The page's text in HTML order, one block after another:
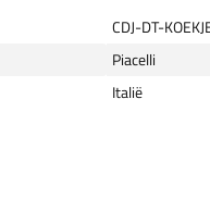
CDJ-DT-
Piacelli
Italië